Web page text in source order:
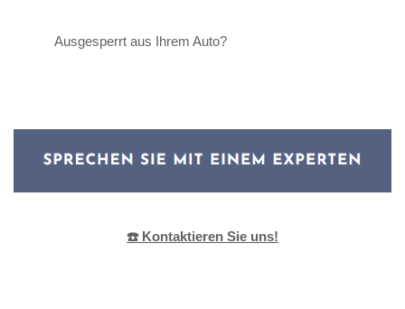
Ausgesperrt aus Ihrem Auto?
☎️ Kontaktieren Sie uns!